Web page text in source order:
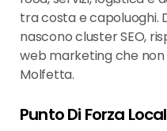
tra costa e capoluoghi.
nascono cluster SEO,
web marketing che
Molfetta.
Punto Di Forza